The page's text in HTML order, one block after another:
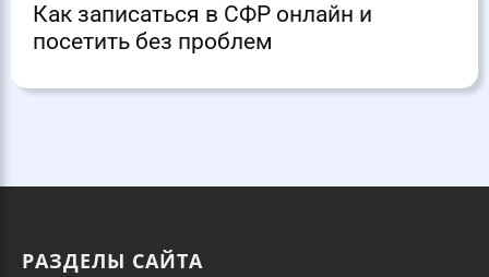
Как записаться в СФР онлайн и
посетить без проблем
РАЗДЕЛЫ САЙТА